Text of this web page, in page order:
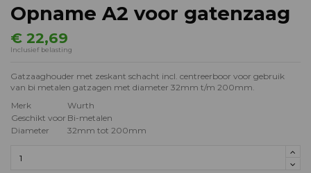
Opname A2 voor gatenzaag
€ 22,69
Inclusief belasting
Gatzaaghouder met zeskant schacht incl. centreerboor voor gebruik
van bi metalen gatzagen met diameter 32mm t/m 200mm.
Merk
Wurth
Geschikt voor Bi-metalen
Diameter
32mm tot 200mm